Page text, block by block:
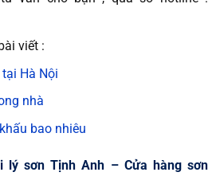
viết :
Hà Nội
nhà
bao nhiêu
lý sơn Tịnh Anh – Cửa hàng sơn